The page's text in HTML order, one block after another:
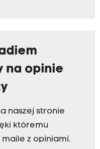
na opinie
naszej stronie
któremu
maile z opiniami.